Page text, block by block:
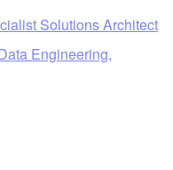
Solutions Architect
Engineering,